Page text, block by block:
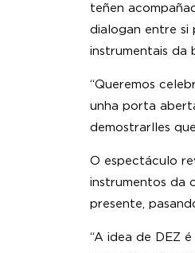
teñen
dialogan entre si
instrumentais da
“Queremos
unha porta
demostrarlles
O espectáculo
instrumentos da
presente,
“A idea de DEZ